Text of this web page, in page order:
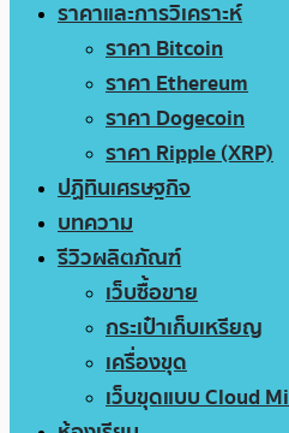
ราคาและการวิเคราะห์
ราคา Bitcoin
ราคา Ethereum
ราคา Dogecoin
ราคา Ripple (XRP)
ปฏิทินเศรษฐกิจ
บทความ
รีวิวผลิตภัณฑ์
เว็บซื้อขาย
กระเป๋าเก็บเหรียญ
เครื่องขุด
เว็บขุดแบบ Cloud